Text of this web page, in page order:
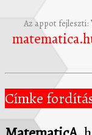
Az appot fejleszti:
Címke